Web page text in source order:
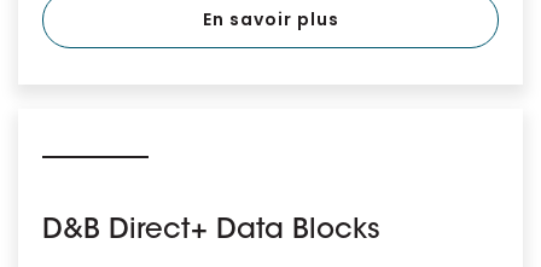
En savoir plus
D&B Direct+ Data Blocks